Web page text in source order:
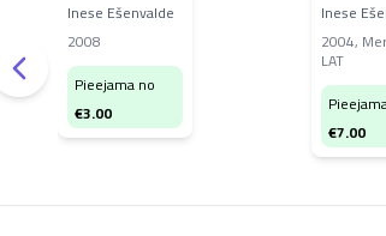
uzvedības
baušļi
Inese Ešenvalde
2008
Pieejama no
€3.00
vadība
Inese
2004,
LAT
€7.00